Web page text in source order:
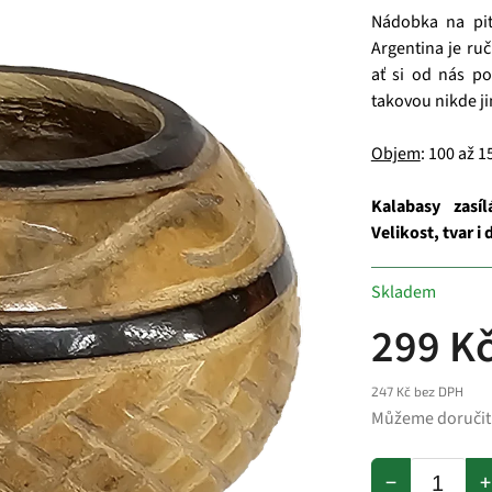
299
247 Kč bez DPH
Skladem
Můžeme
+
−
Nádobka na
Argentina je
ať si od nás
takovou nikde
Objem: 100 až
Kalabasy
Velikost, tvar i